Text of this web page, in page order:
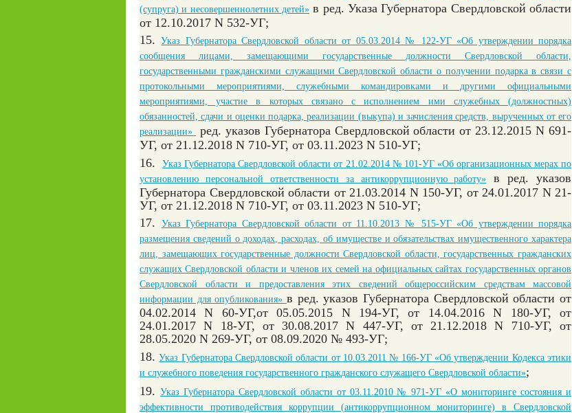
(супруга) и несовершеннолетних детей» в ред. Указа Губернатора Свердловской области
от 12.10.2017 N 532-УГ;
15.Указ Губернатора Свердловской области от 05.03.2014 № 122-УГ «Об утверждении порядка
сообщения лицами, замещающими государственные должности Свердловской области,
государственными гражданскими служащими Свердловской области о получении подарка в связи с
протокольными мероприятиями, служебными командировками и другими официальными
мероприятиями, участие в которых связано с исполнением ими служебных (должностных)
обязанностей, сдачи и оценки подарка, реализации (выкупа) и зачисления средств, вырученных от его
реализации»
ред. указов Губернатора Свердловской области от 23.12.2015 N 691-
УГ, от 21.12.2018 N 710-УГ, от 03.11.2023 N 510-УГ;
16.Указ Губернатора Свердловской области от 21.02.2014 № 101-УГ «Об организационных мерах по
установлению персональной ответственности за антикоррупционную работу»
в ред. указов
Губернатора Свердловской области от 21.03.2014 N 150-УГ, от 24.01.2017 N 21-
УГ, от 21.12.2018 N 710-УГ, от 03.11.2023 N 510-УГ;
17.
Указ Губернатора Свердловской области от 11.10.2013 № 515-УГ «Об утверждении порядка
размещения сведений о доходах, расходах, об имуществе и обязательствах имущественного характера
лиц, замещающих государственные должности Свердловской области, государственных гражданских
служащих Свердловской области и членов их семей на официальных сайтах государственных органов
Свердловской области и предоставления этих сведений общероссийским средствам массовой
информации для опубликования» в ред. указов Губернатора Свердловской области от
04.02.2014 N 60-УГ,от 05.05.2015 N 194-УГ, от 14.04.2016 N 180-УГ, от
24.01.2017 N 18-УГ, от 30.08.2017 N 447-УГ, от 21.12.2018 N 710-УГ, от
28.05.2020 N 269-УГ, от 08.09.2020 № 493-УГ;
18.Указ Губернатора Свердловской области от 10.03.2011 № 166-УГ «Об утверждении Кодекса этики
и служебного поведения государственного гражданского служащего Свердловской области»;
19. Указ Губернатора Свердловской области от 03.11.2010 № 971-УГ «О мониторинге состояния и
эффективности противодействия коррупции (антикоррупционном мониторинге) в Свердловской